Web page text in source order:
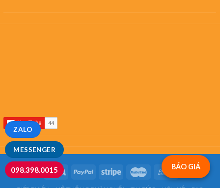
MESSENGER
ZALO
098.398.0015 BÁO GIÁ